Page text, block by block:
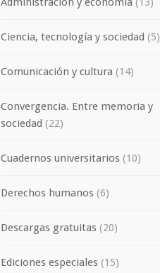
Ciencia, tecnología y sociedad (5)
Comunicación y cultura (14)
Convergencia. Entre memoria y
sociedad (22)
Cuadernos universitarios (10)
Derechos humanos (6)
Descargas gratuitas (20)
Ediciones especiales (15)